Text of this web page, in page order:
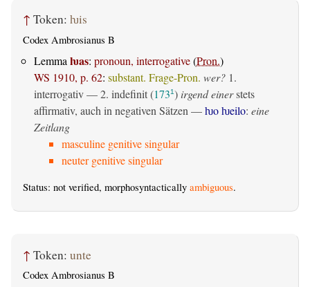
↑ Token: ƕis
Codex Ambrosianus B
Lemma ƕas: pronoun, interrogative(Pron.)
WS 1910, p. 62: substant. Frage-Pron. wer? 1.
interrogativ— 2. indefinit(1731) irgend einerstets
affirmativ, auch in negativen Sätzen —ƕo ƕeilo: eine
Zeitlang
masculine genitive singular
neuter genitive singular
Status: not verified, morphosyntactically ambiguous.
↑ Token: unte
Codex Ambrosianus B